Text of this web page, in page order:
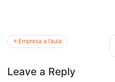
d'entrades
Empresa a l’aula
Leave a Reply